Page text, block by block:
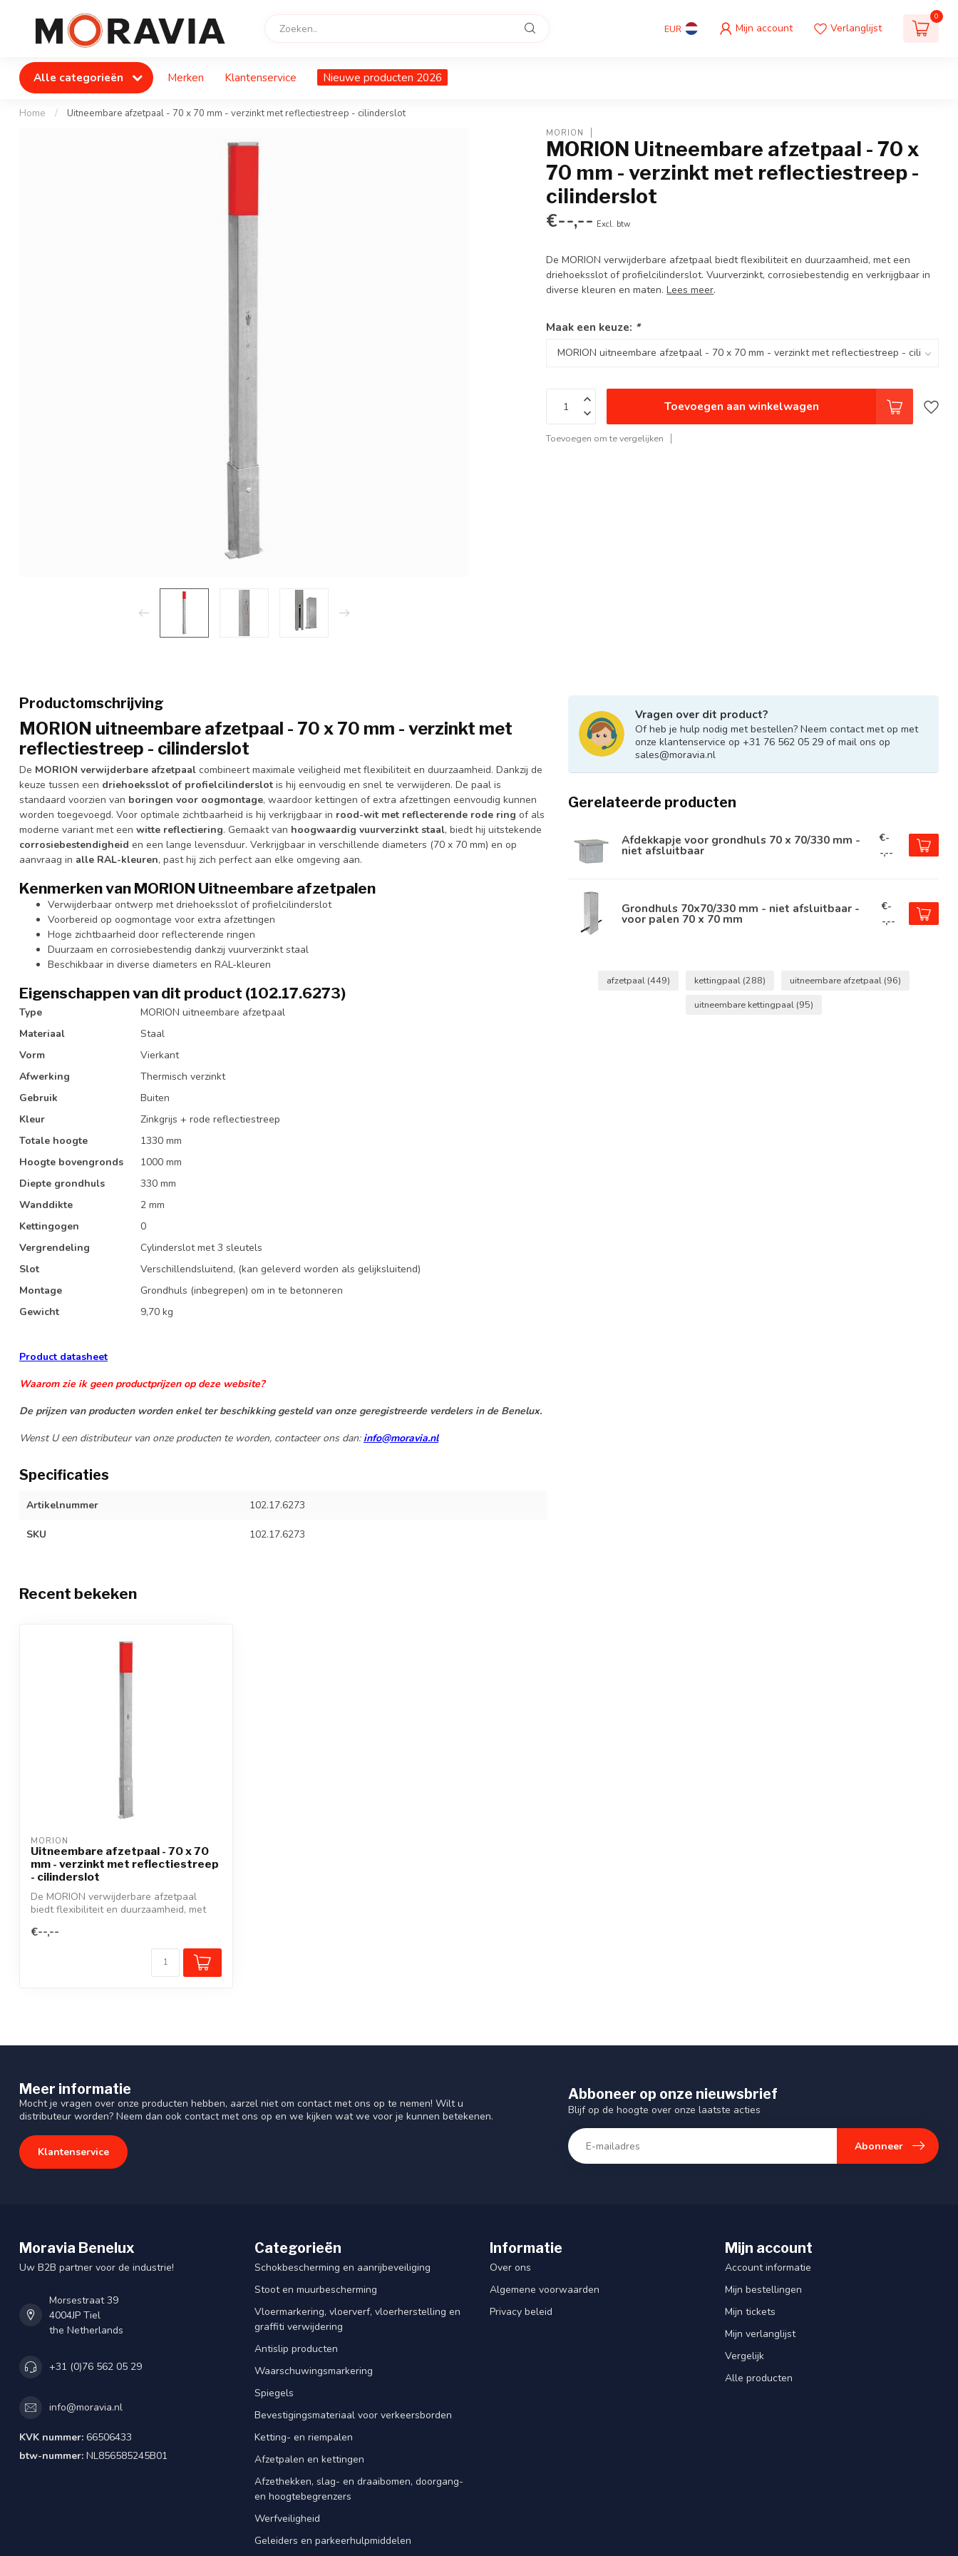
EUR Mijn account Verlanglijst
0
Alle categorieën Merken Klantenservice Nieuwe producten 2026
Home / Uitneembare afzetpaal - 70 x 70 mm - verzinkt met reflectiestreep - cilinderslot
MORION
MORION Uitneembare afzetpaal - 70 x
70 mm - verzinkt met reflectiestreep -
cilinderslot
€--,-- Excl. btw
De MORION verwijderbare afzetpaal biedt flexibiliteit en duurzaamheid, met een
driehoeksslot of profielcilinderslot. Vuurverzinkt, corrosiebestendig en verkrijgbaar in
diverse kleuren en maten.Lees meer.
Maak een keuze: *
Toevoegen aan winkelwagen
Toevoegen om te vergelijken
Productomschrijving
MORION uitneembare afzetpaal - 70 x 70 mm - verzinkt met
reflectiestreep - cilinderslot
De MORION verwijderbare afzetpaal combineert maximale veiligheid met flexibiliteit en duurzaamheid. Dankzij de
keuze tussen een driehoeksslot of profielcilinderslot is hij eenvoudig en snel te verwijderen. De paal is
standaard voorzien van boringen voor oogmontage, waardoor kettingen of extra afzettingen eenvoudig kunnen
worden toegevoegd. Voor optimale zichtbaarheid is hij verkrijgbaar in rood-wit met reflecterende rode ring of als
moderne variant met een witte reflectiering. Gemaakt van hoogwaardig vuurverzinkt staal, biedt hij uitstekende
corrosiebestendigheid en een lange levensduur. Verkrijgbaar in verschillende diameters (70 x 70 mm) en op
aanvraag in alle RAL-kleuren, past hij zich perfect aan elke omgeving aan.
Kenmerken van MORION Uitneembare afzetpalen
Verwijderbaar ontwerp met driehoeksslot of profielcilinderslot
Voorbereid op oogmontage voor extra afzettingen
Hoge zichtbaarheid door reflecterende ringen
Duurzaam en corrosiebestendig dankzij vuurverzinkt staal
Beschikbaar in diverse diameters en RAL-kleuren
Eigenschappen van dit product (102.17.6273)
Type
MORION uitneembare afzetpaal
Materiaal
Staal
Vorm
Vierkant
Afwerking
Thermisch verzinkt
Gebruik
Buiten
Kleur
Zinkgrijs + rode reflectiestreep
Totale hoogte
1330 mm
Hoogte bovengronds
1000 mm
Diepte grondhuls
330 mm
Wanddikte
2 mm
Kettingogen
0
Vergrendeling
Cylinderslot met 3 sleutels
Slot
Verschillendsluitend, (kan geleverd worden als gelijksluitend)
Montage
Grondhuls (inbegrepen) om in te betonneren
Gewicht
9,70 kg
Product datasheet
Waarom zie ik geen productprijzen op deze website?
De prijzen van producten worden enkel ter beschikking gesteld van onze geregistreerde verdelers in de Benelux.
Wenst U een distributeur van onze producten te worden, contacteer ons dan: info@moravia.nl
Specificaties
Artikelnummer 102.17.6273
SKU 102.17.6273
Vragen over dit product?
Of heb je hulp nodig met bestellen? Neem contact met op met
onze klantenservice op +31 76 562 05 29 of mail ons op
sales@moravia.nl
Gerelateerde producten
Afdekkapje voor grondhuls 70 x 70/330 mm -
niet afsluitbaar
€-
-,--
Grondhuls 70x70/330 mm - niet afsluitbaar -
voor palen 70 x 70 mm
€-
-,--
afzetpaal (449) kettingpaal (288) uitneembare afzetpaal (96)
uitneembare kettingpaal (95)
Recent bekeken
MORION
Uitneembare afzetpaal - 70 x 70
mm - verzinkt met reflectiestreep
- cilinderslot
De MORION verwijderbare afzetpaal
biedt flexibiliteit en duurzaamheid, met
€--,--
Meer informatie
Mocht je vragen over onze producten hebben, aarzel niet om contact met ons op te nemen! Wilt u
distributeur worden? Neem dan ook contact met ons op en we kijken wat we voor je kunnen betekenen.
Klantenservice
Abboneer op onze nieuwsbrief
Blijf op de hoogte over onze laatste acties
Abonneer
Moravia Benelux
Uw B2B partner voor de industrie!
Morsestraat 39
4004JP Tiel
the Netherlands
+31 (0)76 562 05 29
info@moravia.nl
KVK nummer: 66506433
btw-nummer: NL856585245B01
Categorieën
Schokbescherming en aanrijbeveiliging
Stoot en muurbescherming
Vloermarkering, vloerverf, vloerherstelling en
graffiti verwijdering
Antislip producten
Waarschuwingsmarkering
Spiegels
Bevestigingsmateriaal voor verkeersborden
Ketting- en riempalen
Afzetpalen en kettingen
Afzethekken, slag- en draaibomen, doorgang-
en hoogtebegrenzers
Werfveiligheid
Geleiders en parkeerhulpmiddelen
Informatie
Over ons
Algemene voorwaarden
Privacy beleid
Mijn account
Account informatie
Mijn bestellingen
Mijn tickets
Mijn verlanglijst
Vergelijk
Alle producten